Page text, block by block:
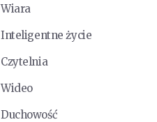
Wiara
Inteligentne życie
Czytelnia
Wideo
Duchowość